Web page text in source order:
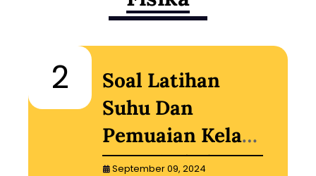
2
Soal Latihan
Suhu Dan
Pemuaian Kelas
7 By Bimbel
September 09, 2024